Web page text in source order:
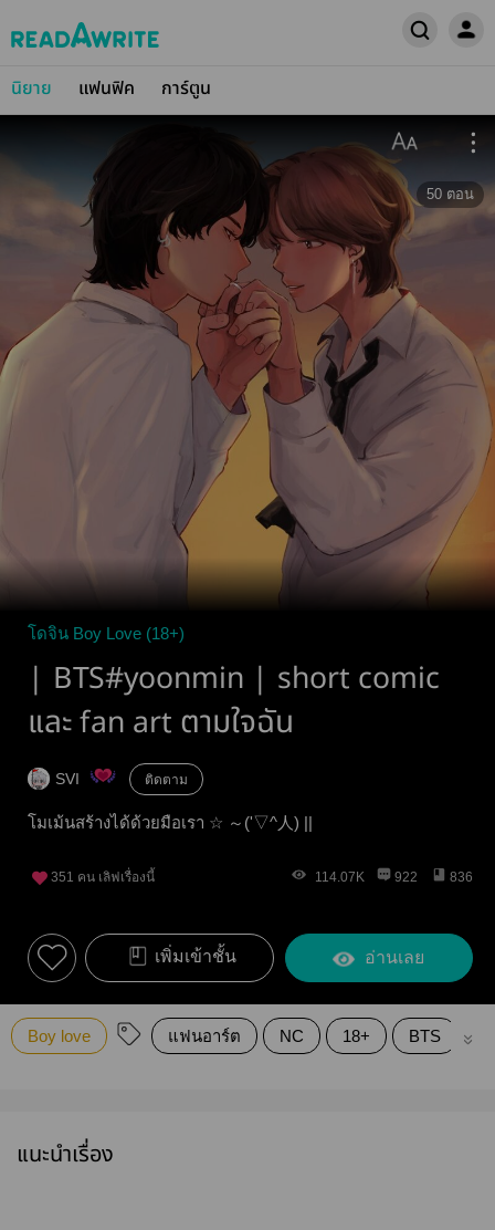
นิยาย แฟนฟิค การ์ตูน
50 ตอน
โดจิน Boy Love (18+)
| BTS#yoonmin | short comic
และ fan art ตามใจฉัน
SVI ติดตาม
โมเม้นสร้างได้ด้วยมือเรา ☆ ～('▽^人) ||
351 คน เลิฟเรื่องนี้ 114.07K 922 836
เพิ่มเข้าชั้น อ่านเลย
Boy love แฟนอาร์ต NC 18+ BTS
แนะนำเรื่อง